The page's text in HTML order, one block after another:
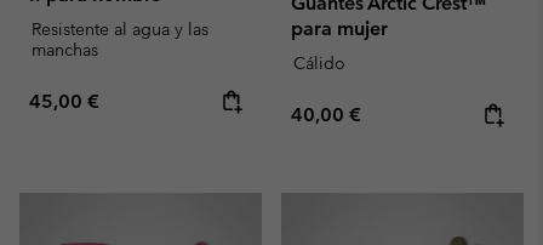
Resistente al agua y las
manchas
Regular price:
45,00 €
para mujer
Cálido
Regular price:
40,00 €